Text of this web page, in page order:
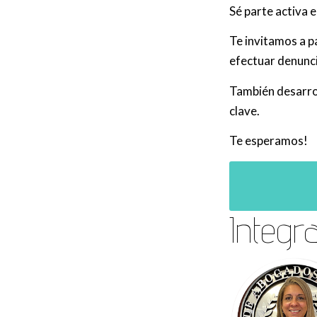
Sé parte activa
Te invitamos a
efectuar
También
clave.
Te esperamos!